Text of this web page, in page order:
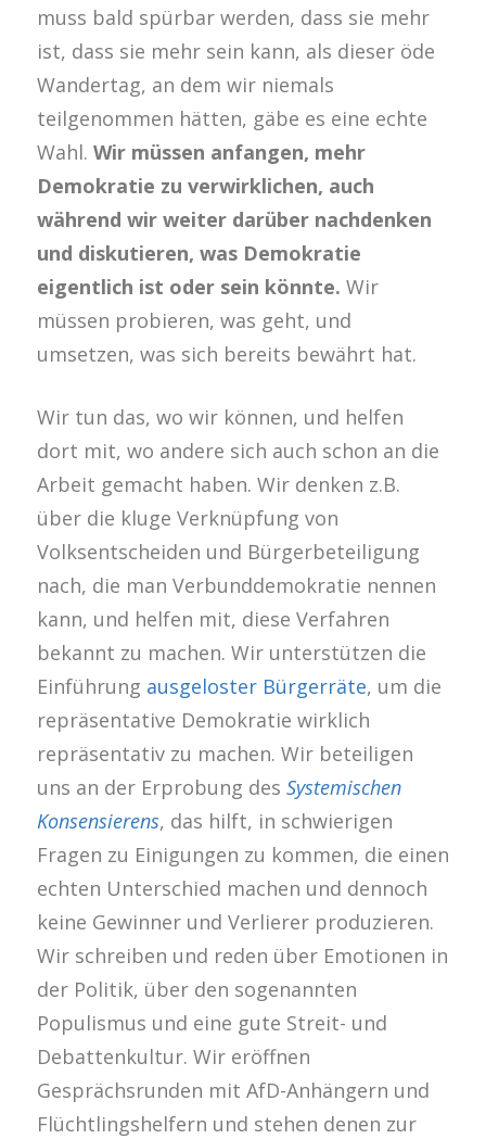
muss bald spürbar werden, dass sie mehr
ist, dass sie mehr sein kann, als dieser öde
Wandertag, an dem wir niemals
teilgenommen hätten, gäbe es eine echte
Wahl. Wir müssen anfangen, mehr
Demokratie zu verwirklichen, auch
während wir weiter darüber nachdenken
und diskutieren, was Demokratie
eigentlich ist oder sein könnte. Wir
müssen probieren, was geht, und
umsetzen, was sich bereits bewährt hat.
Wir tun das, wo wir können, und helfen
dort mit, wo andere sich auch schon an die
Arbeit gemacht haben. Wir denken z.B.
über die kluge Verknüpfung von
Volksentscheiden und Bürgerbeteiligung
nach, die man Verbunddemokratie nennen
kann, und helfen mit, diese Verfahren
bekannt zu machen. Wir unterstützen die
Einführung ausgeloster Bürgerräte, um die
repräsentative Demokratie wirklich
repräsentativ zu machen. Wir beteiligen
uns an der Erprobung des Systemischen
Konsensierens, das hilft, in schwierigen
Fragen zu Einigungen zu kommen, die einen
echten Unterschied machen und dennoch
keine Gewinner und Verlierer produzieren.
Wir schreiben und reden über Emotionen in
der Politik, über den sogenannten
Populismus und eine gute Streit- und
Debattenkultur. Wir eröffnen
Gesprächsrunden mit AfD-Anhängern und
Flüchtlingshelfern und stehen denen zur